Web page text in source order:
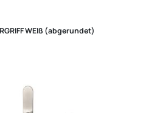
WEIß (abgerundet)